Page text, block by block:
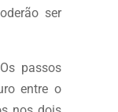
ser
passos
entre o